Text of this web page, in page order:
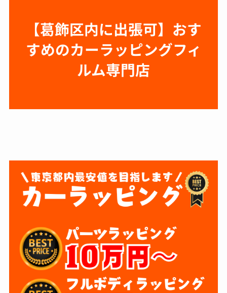
【葛飾区内に出張可】 おす
すめのカーラッピングフィ
ルム専門店